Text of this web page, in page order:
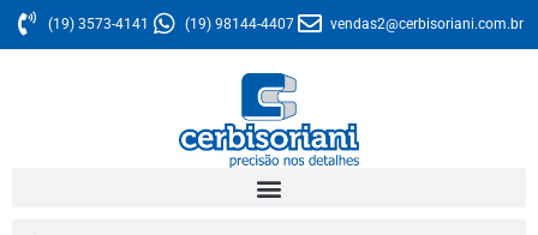
(19) 3573-4141 (19) 98144-4407 vendas2@cerbisoriani.com.br